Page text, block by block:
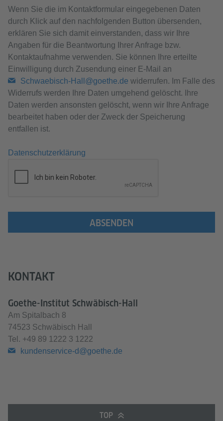
Wenn Sie die im Kontaktformular eingegebenen Daten
durch Klick auf den nachfolgenden Button übersenden,
erklären Sie sich damit einverstanden, dass wir Ihre
Angaben für die Beantwortung Ihrer Anfrage bzw.
Kontaktaufnahme verwenden. Sie können Ihre erteilte
Einwilligung durch Zusendung einer E-Mail an
Schwaebisch-Hall@goethe.de widerrufen. Im Falle des
Widerrufs werden Ihre Daten umgehend gelöscht. Ihre
Daten werden ansonsten gelöscht, wenn wir Ihre Anfrage
bearbeitet haben oder der Zweck der Speicherung
entfallen ist.
Datenschutzerklärung
ABSENDEN
KONTAKT
Goethe-Institut Schwäbisch-Hall
Am Spitalbach 8
74523 Schwäbisch Hall
Tel. +49 89 1222 3 1222
kundenservice-d@goethe.de
TOP